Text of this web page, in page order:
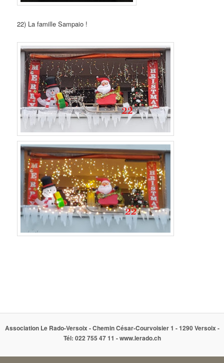
22) La famille Sampaio !
Association Le Rado-Versoix - Chemin César-Courvoisier 1 - 1290 Versoix -
Tél: 022 755 47 11 - www.lerado.ch